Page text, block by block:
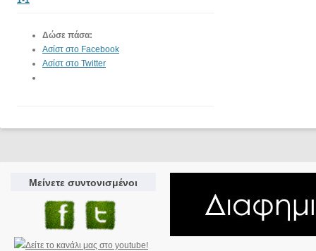
Δώσε πάσα:
Ασίστ στο Facebook
Ασίστ στο Twitter
Μείνετε συντονισμένοι